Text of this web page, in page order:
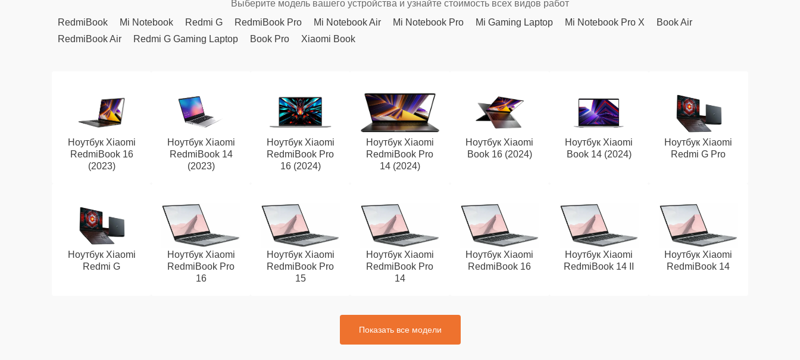
Выберите модель вашего устройства и узнайте стоимость всех видов работ
RedmiBook
Mi Notebook Redmi G RedmiBook Pro Mi Notebook Air Mi Notebook Pro Mi Gaming Laptop Mi Notebook Pro X
Book Air
RedmiBook Air
Redmi G Gaming Laptop Book Pro Xiaomi Book
Ноутбук Xiaomi
RedmiBook 16
(2023)
Ноутбук Xiaomi
RedmiBook 14
(2023)
Ноутбук Xiaomi
RedmiBook Pro
16 (2024)
Ноутбук Xiaomi
RedmiBook Pro
14 (2024)
Ноутбук Xiaomi
Book 16 (2024)
Ноутбук Xiaomi
Book 14 (2024)
Ноутбук Xiaomi
Redmi G Pro
Ноутбук Xiaomi
Redmi G
Ноутбук Xiaomi
RedmiBook Pro
16
Ноутбук Xiaomi
RedmiBook Pro
15
Ноутбук Xiaomi
RedmiBook Pro
14
Ноутбук Xiaomi
RedmiBook 16
Ноутбук Xiaomi
RedmiBook 14 II
Ноутбук Xiaomi
RedmiBook 14
Показать все модели